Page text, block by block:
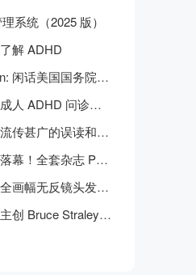
系统（2025 版）
解 ADHD
美国国务院「换字
ADHD 问诊指南
甚广的误读和迷思
！全套杂志 PDF 电
幅无反镜头发布：
创 Bruce Straley 回